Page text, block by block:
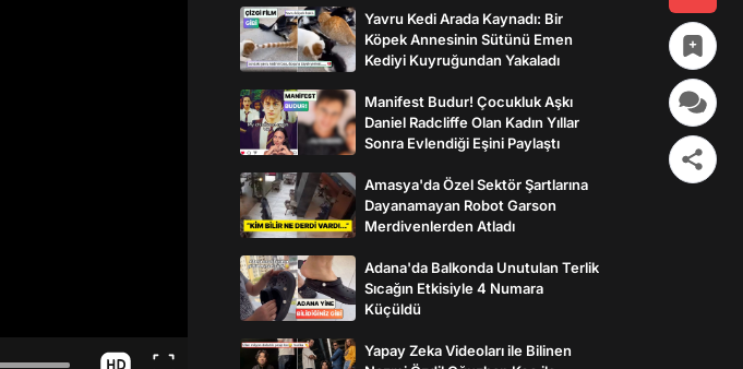
Yavru Kedi Arada Kaynadı: Bir
Köpek Annesinin Sütünü Emen
Kediyi Kuyruğundan Yakaladı
Manifest Budur! Çocukluk Aşkı
Daniel Radcliffe Olan Kadın Yıllar
Sonra Evlendiği Eşini Paylaştı
Amasya'da Özel Sektör Şartlarına
Dayanamayan Robot Garson
Merdivenlerden Atladı
Adana'da Balkonda Unutulan Terlik
Sıcağın Etkisiyle 4 Numara
Küçüldü
Yapay Zeka Videoları ile Bilinen